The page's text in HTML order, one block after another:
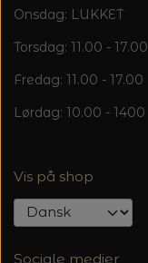
Onsdag: LUKKET
Torsdag: 11.00 - 17.00
Fredag: 11.00 - 17.00
Lørdag: 10.00 - 1400
Vis på shop
Sociale medier